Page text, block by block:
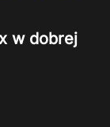
w dobrej